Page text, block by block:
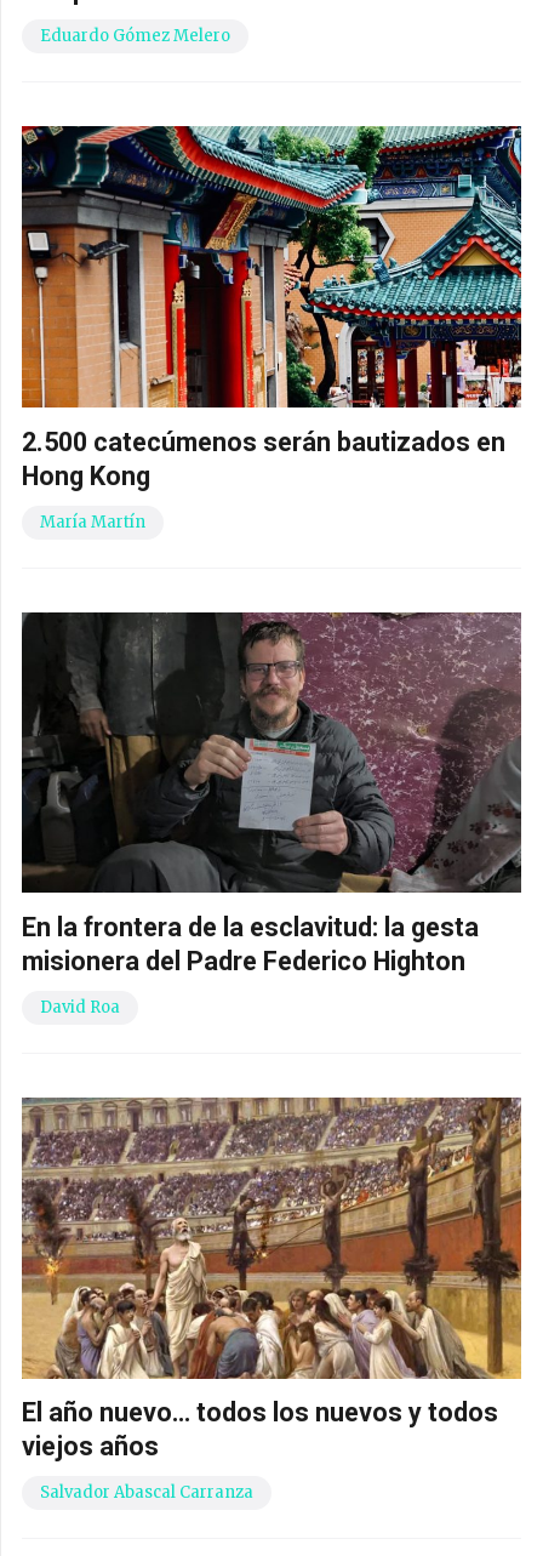
Eduardo Gómez Melero
2.500 catecúmenos serán bautizados en
Hong Kong
María Martín
En la frontera de la esclavitud: la gesta
misionera del Padre Federico Highton
David Roa
El año nuevo… todos los nuevos y todos
viejos años
Salvador Abascal Carranza